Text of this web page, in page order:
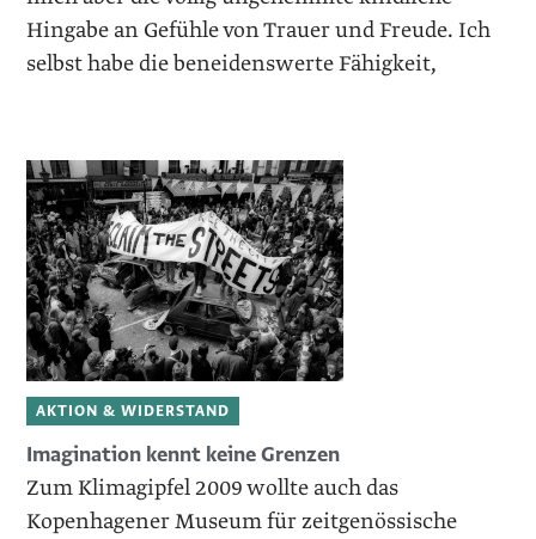
Hingabe an Gefühle von Trauer und Freude. Ich
selbst habe die beneidenswerte Fähigkeit,
AKTION & WIDERSTAND
Imagination kennt keine Grenzen
Zum Klimagipfel 2009 wollte auch das
Kopenhagener Museum für zeitgenössische